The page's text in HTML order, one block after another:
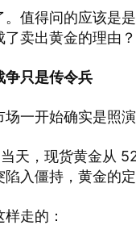
值得问的应该是
卖出黄金的理由？
争只是传令兵
一开始确实是照演
天，现货黄金从
入僵持，黄金的
走的：